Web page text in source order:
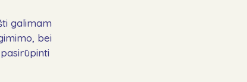
galimam
bei